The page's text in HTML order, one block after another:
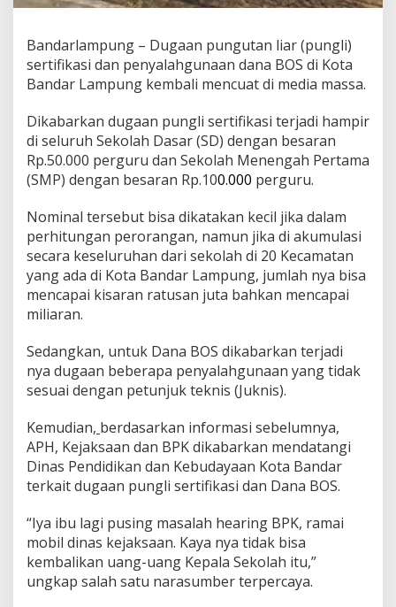
k
a
l
a
m
Y
a
M
m
n
g
B
n
a
d
P
e
e
r
k
s
a
n
P
K
Bandarlampung – Dugaan pungutan liar (pungli)
sertifikasi dan penyalahgunaan dana BOS di Kota
Bandar Lampung kembali mencuat di media massa.
Dikabarkan dugaan pungli sertifikasi terjadi hampir
di seluruh Sekolah Dasar (SD) dengan besaran
Rp.50.000 perguru dan Sekolah Menengah Pertama
(SMP) dengan besaran Rp.100.000 perguru.
Nominal tersebut bisa dikatakan kecil jika dalam
perhitungan perorangan, namun jika di akumulasi
secara keseluruhan dari sekolah di 20 Kecamatan
yang ada di Kota Bandar Lampung, jumlah nya bisa
mencapai kisaran ratusan juta bahkan mencapai
miliaran.
Sedangkan, untuk Dana BOS dikabarkan terjadi
nya dugaan beberapa penyalahgunaan yang tidak
sesuai dengan petunjuk teknis (Juknis).
Kemudian, berdasarkan informasi sebelumnya,
APH, Kejaksaan dan BPK dikabarkan mendatangi
Dinas Pendidikan dan Kebudayaan Kota Bandar
terkait dugaan pungli sertifikasi dan Dana BOS.
“Iya ibu lagi pusing masalah hearing BPK, ramai
mobil dinas kejaksaan. Kaya nya tidak bisa
kembalikan uang-uang Kepala Sekolah itu,”
ungkap salah satu narasumber terpercaya.